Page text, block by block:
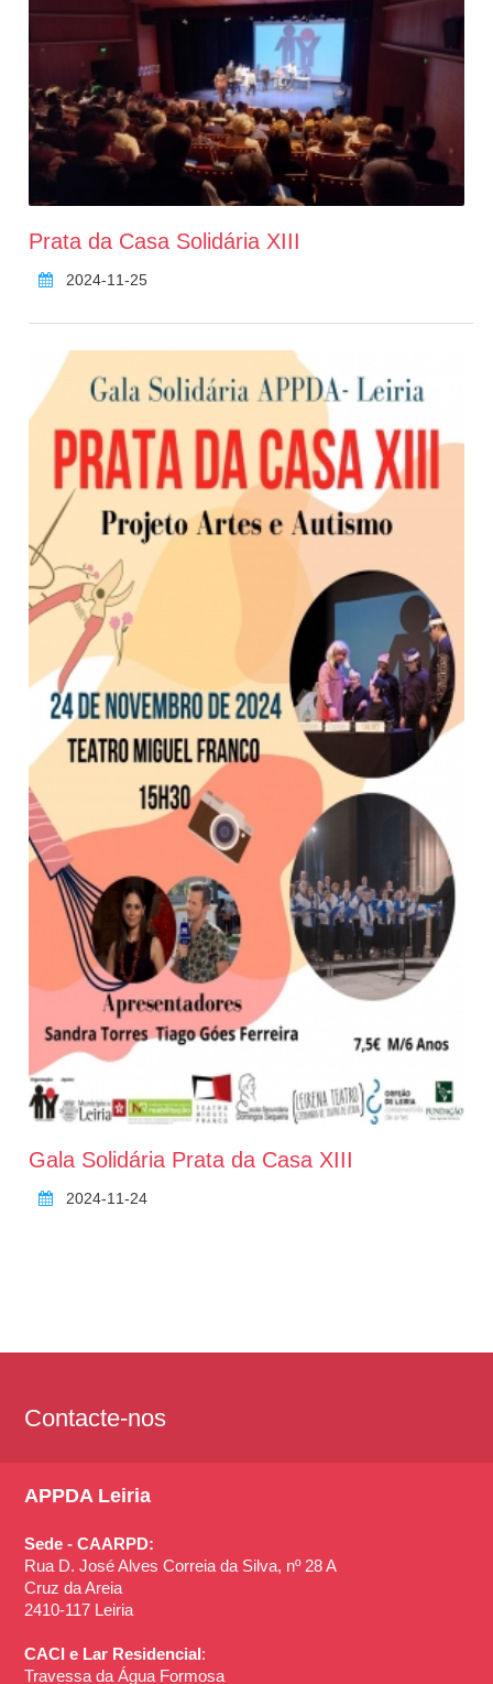
Prata da Casa Solidária XIII
2024-11-25
Gala Solidária Prata da Casa XIII
2024-11-24
Contacte-nos
APPDA Leiria
Sede - CAARPD:
Rua D. José Alves Correia da Silva, nº 28 A
Cruz da Areia
2410-117 Leiria
CACI e Lar Residencial:
Travessa da Água Formosa